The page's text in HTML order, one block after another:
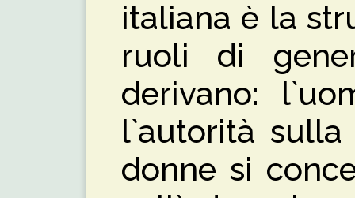
italiana è la
ruoli di
derivano:
l`autorità
donne si